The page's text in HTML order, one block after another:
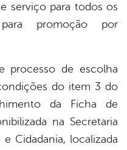
serviço para todos os
promoção por
processo de escolha
do item 3 do
da Ficha de
na Secretaria
Cidadania, localizada